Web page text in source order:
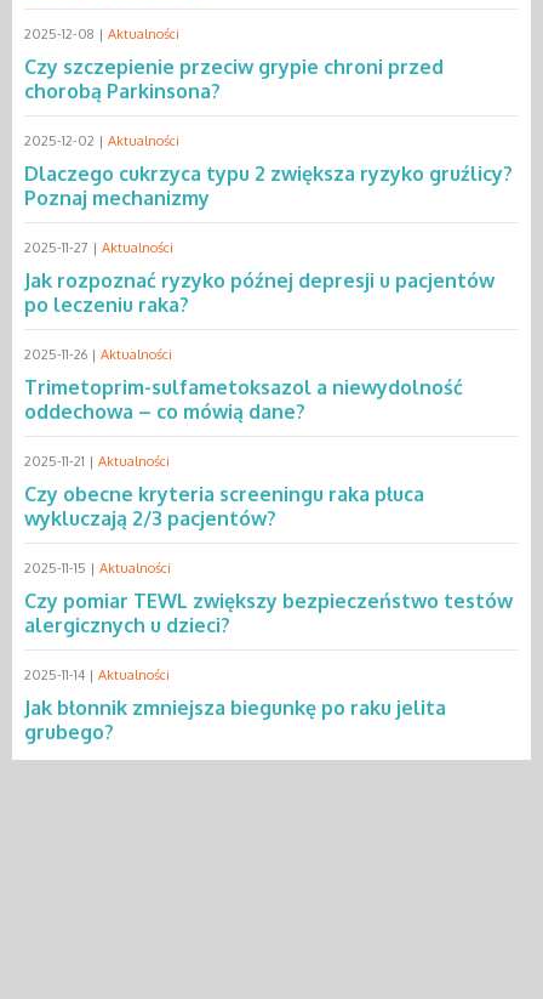
2025-12-08 | Aktualności
Czy szczepienie przeciw grypie chroni przed
chorobą Parkinsona?
2025-12-02 | Aktualności
Dlaczego cukrzyca typu 2 zwiększa ryzyko gruźlicy?
Poznaj mechanizmy
2025-11-27 | Aktualności
Jak rozpoznać ryzyko późnej depresji u pacjentów
po leczeniu raka?
2025-11-26 | Aktualności
Trimetoprim-sulfametoksazol a niewydolność
oddechowa – co mówią dane?
2025-11-21 | Aktualności
Czy obecne kryteria screeningu raka płuca
wykluczają 2/3 pacjentów?
2025-11-15 | Aktualności
Czy pomiar TEWL zwiększy bezpieczeństwo testów
alergicznych u dzieci?
2025-11-14 | Aktualności
Jak błonnik zmniejsza biegunkę po raku jelita
grubego?